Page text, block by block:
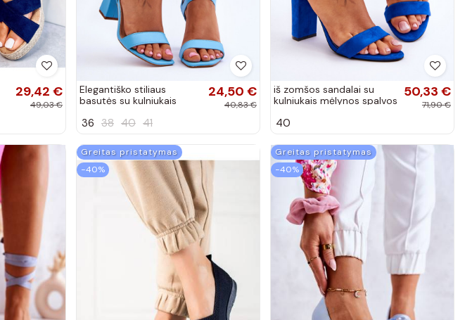
29,42 €
49,03 €
Elegantiško stiliaus
basutės su kulniukais
24,50 €
40,83 €
36 38 40 41
iš zomšos sandalai su
kulniukais mėlynos spalvos
50,33 €
71,90 €
40
Greitas pristatymas
−40%
Greitas pristatymas
−40%